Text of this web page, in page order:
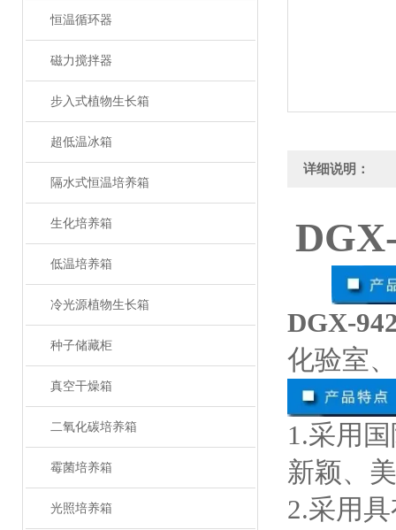
恒温循环器
磁力搅拌器
步入式植物生长箱
超低温冰箱
隔水式恒温培养箱
生化培养箱
低温培养箱
冷光源植物生长箱
种子储藏柜
真空干燥箱
二氧化碳培养箱
霉菌培养箱
光照培养箱
详细说明：
DGX-
化验室
1.采用
新颖、
2.采用